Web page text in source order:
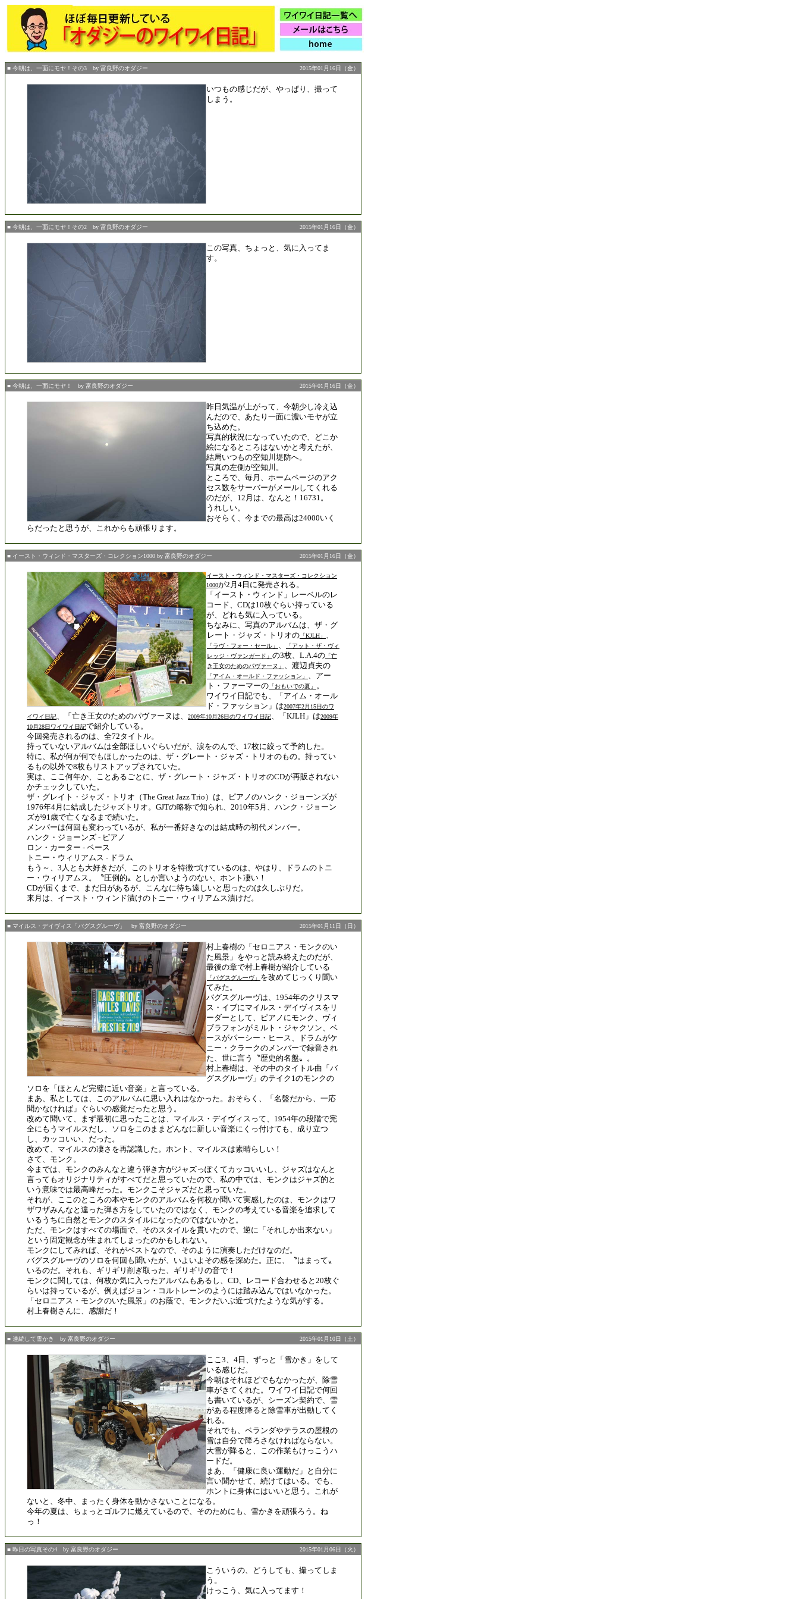
■ 今朝は、一面にモヤ！その3 by 富良野のオダジー 2015年01月16日（金）
いつもの感じだが、やっぱり、撮って
しまう。
■ 今朝は、一面にモヤ！その2 by 富良野のオダジー 2015年01月16日（金）
この写真、ちょっと、気に入ってま
す。
■ 今朝は、一面にモヤ！ by 富良野のオダジー 2015年01月16日（金）
昨日気温が上がって、今朝少し冷え込
んだので、あたり一面に濃いモヤが立
ち込めた。
写真的状況になっていたので、どこか
絵になるところはないかと考えたが、
結局いつもの空知川堤防へ。
写真の左側が空知川。
ところで、毎月、ホームページのアク
セス数をサーバーがメールしてくれる
のだが、12月は、なんと！16731。
うれしい。
おそらく、今までの最高は24000いく
らだったと思うが、これからも頑張ります。
■ イースト・ウィンド・マスターズ・コレクション1000 by 富良野のオダジー 2015年01月16日（金）
イースト・ウィンド・マスターズ・コレクション
1000が2月4日に発売される。
「イースト・ウィンド」レーベルのレ
コード、CDは10枚ぐらい持っている
が、どれも気に入っている。
ちなみに、写真のアルバムは、ザ・グ
レート・ジャズ・トリオの 「KJLH」 、
「ラヴ・フォー・セール」 、
「アット・ザ・ヴィ
レッジ・ヴァンガード」 の3枚、L.A.4の 「亡
き王女のためのパヴァーヌ」 、渡辺貞夫の
「アイム・オールド・ファッション」 、アー
ト・ファーマーの 「おもいでの夏」 。
ワイワイ日記でも、「アイム・オール
ド・ファッション」は2007年2月15日のワ
イワイ日記、「亡き王女のためのパヴァーヌは、 2009年10月26日のワイワイ日記、「KJLH」は2009年
10月28日ワイワイ日記で紹介している。
今回発売されるのは、全72タイトル。
持っていないアルバムは全部ほしいぐらいだが、涙をのんで、17枚に絞って予約した。
特に、私が何が何でもほしかったのは、ザ・グレート・ジャズ・トリオのもの。持ってい
るもの以外で8枚もリストアップされていた。
実は、ここ何年か、ことあるごとに、ザ・グレート・ジャズ・トリオのCDが再販されない
かチェックしていた。
ザ・グレイト・ジャズ・トリオ（The Great Jazz Trio）は、ピアノのハンク・ジョーンズが
1976年4月に結成したジャズトリオ。GJTの略称で知られ、2010年5月、ハンク・ジョーン
ズが91歳で亡くなるまで続いた。
メンバーは何回も変わっているが、私が一番好きなのは結成時の初代メンバー。
ハンク・ジョーンズ - ピアノ
ロン・カーター - ベース
トニー・ウィリアムス - ドラム
もう～、3人とも大好きだが、このトリオを特徴づけているのは、やはり、ドラムのトニ
ー・ウィリアムス。〝圧倒的〟としか言いようのない、ホント凄い！
CDが届くまで、まだ日があるが、こんなに待ち遠しいと思ったのは久しぶりだ。
来月は、イースト・ウィンド漬けのトニー・ウィリアムス漬けだ。
■ マイルス・デイヴィス「バグスグルーヴ」 by 富良野のオダジー 2015年01月11日（日）
村上春樹の「セロニアス・モンクのい
た風景」をやっと読み終えたのだが、
最後の章で村上春樹が紹介している
「バグスグルーヴ」 を改めてじっくり聞い
てみた。
バグスグルーヴは、1954年のクリスマ
ス・イブにマイルス・デイヴィスをリ
ーダーとして、ピアノにモンク、ヴィ
ブラフォンがミルト・ジャクソン、ベ
ースがパーシー・ヒース、ドラムがケ
ニー・クラークのメンバーで録音され
た、世に言う〝歴史的名盤〟。
村上春樹は、その中のタイトル曲「バ
グスグルーヴ」のテイク1のモンクの
ソロを「ほとんど完璧に近い音楽」と言っている。
まあ、私としては、このアルバムに思い入れはなかった。おそらく、「名盤だから、一応
聞かなければ」ぐらいの感覚だったと思う。
改めて聞いて、まず最初に思ったことは、マイルス・デイヴィスって、1954年の段階で完
全にもうマイルスだし、ソロをこのままどんなに新しい音楽にくっ付けても、成り立つ
し、カッコいい、だった。
改めて、マイルスの凄さを再認識した。ホント、マイルスは素晴らしい！
さて、モンク。
今までは、モンクのみんなと違う弾き方がジャズっぽくてカッコいいし、ジャズはなんと
言ってもオリジナリティがすべてだと思っていたので、私の中では、モンクはジャズ的と
いう意味では最高峰だった。モンクこそジャズだと思っていた。
それが、ここのところの本やモンクのアルバムを何枚か聞いて実感したのは、モンクはワ
ザワザみんなと違った弾き方をしていたのではなく、モンクの考えている音楽を追求して
いるうちに自然とモンクのスタイルになったのではないかと。
ただ、モンクはすべての場面で、そのスタイルを貫いたので、逆に「それしか出来ない」
という固定観念が生まれてしまったのかもしれない。
モンクにしてみれば、それがベストなので、そのように演奏しただけなのだ。
バグスグルーヴのソロを何回も聞いたが、いよいよその感を深めた。正に、〝はまって〟
いるのだ。それも、ギリギリ削ぎ取った、ギリギリの音で！
モンクに関しては、何枚か気に入ったアルバムもあるし、CD、レコード合わせると20枚ぐ
らいは持っているが、例えばジョン・コルトレーンのようには踏み込んではいなかった。
「セロニアス・モンクのいた風景」のお蔭で、モンクだいぶ近づけたような気がする。
村上春樹さんに、感謝だ！
■ 連続して雪かき by 富良野のオダジー 2015年01月10日（土）
ここ3、4日、ずっと「雪かき」をして
いる感じだ。
今朝はそれほどでもなかったが、除雪
車がきてくれた。ワイワイ日記で何回
も書いているが、シーズン契約で、雪
がある程度降ると除雪車が出動してく
れる。
それでも、ベランダやテラスの屋根の
雪は自分で降ろさなければならない。
大雪が降ると、この作業もけっこうハ
ードだ。
まあ、「健康に良い運動だ」と自分に
言い聞かせて、続けてはいる。でも、
ホントに身体にはいいと思う。これが
ないと、冬中、まったく身体を動かさないことになる。
今年の夏は、ちょっとゴルフに燃えているので、そのためにも、雪かきを頑張ろう。ね
っ！
■ 昨日の写真その4 by 富良野のオダジー 2015年01月06日（火）
こういうの、どうしても、撮ってしま
う。
けっこう、気に入ってます！